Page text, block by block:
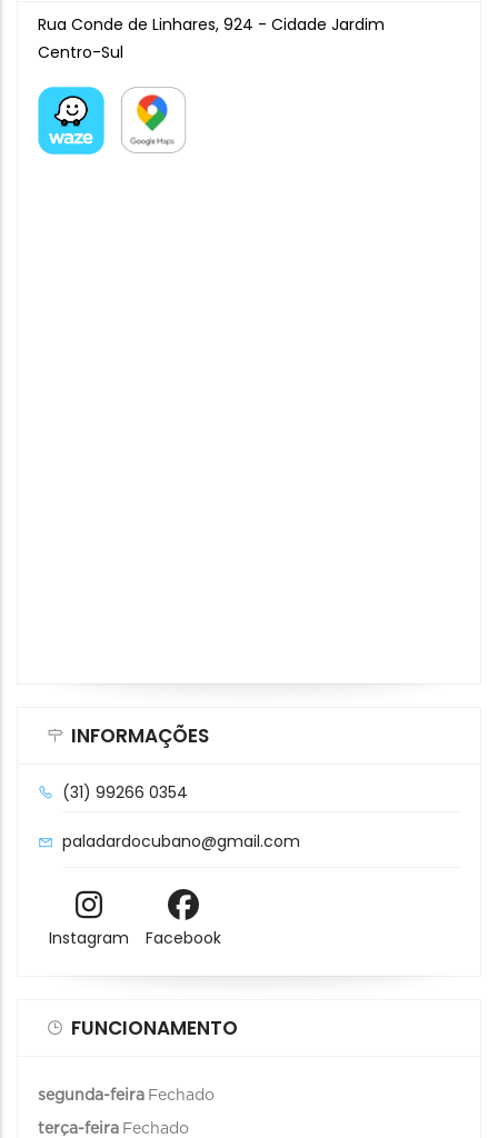
Rua Conde de Linhares, 924 - Cidade Jardim
Centro-Sul
INFORMAÇÕES
(31) 99266 0354
paladardocubano@gmail.com
Instagram Facebook
FUNCIONAMENTO
segunda-feira Fechado
terça-feira Fechado